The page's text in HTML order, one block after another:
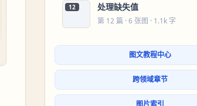
12 处理缺失值
第 12 篇 · 6 张图 · 1.1k 字
图文教程中心
跨领域章节
图片索引